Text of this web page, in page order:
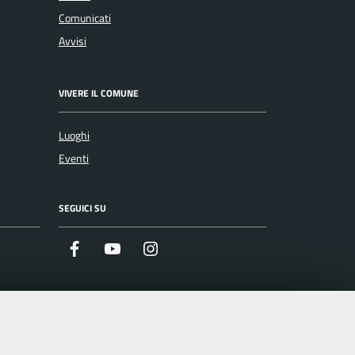
Comunicati
Avvisi
VIVERE IL COMUNE
Luoghi
Eventi
SEGUICI SU
Facebook Youtube